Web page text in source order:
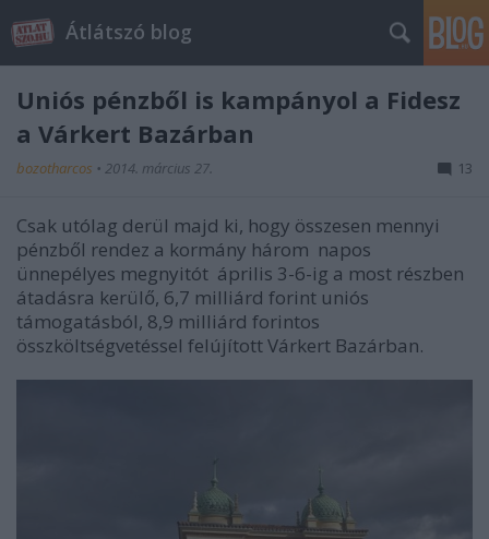
Átlátszó blog
Uniós pénzből is kampányol a Fidesz
a Várkert Bazárban
bozotharcos • 2014. március 27. 13
Csak utólag derül majd ki, hogy összesen mennyi
pénzből rendez a kormány három napos
ünnepélyes megnyitót április 3-6-ig a most részben
átadásra kerülő, 6,7 milliárd forint uniós
támogatásból, 8,9 milliárd forintos
összköltségvetéssel felújított Várkert Bazárban.